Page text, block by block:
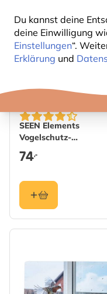
Du kannst deine
deine Einwilligung
Einstellungen“.
Erklärung und
SEEN Elements
Vogelschutz-
Markierungen 9mm,
50m Rolle
74,-